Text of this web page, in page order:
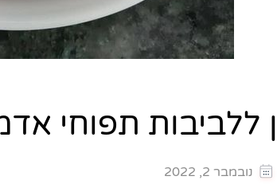
ללביבות תפוחי
נובמבר 2, 2022